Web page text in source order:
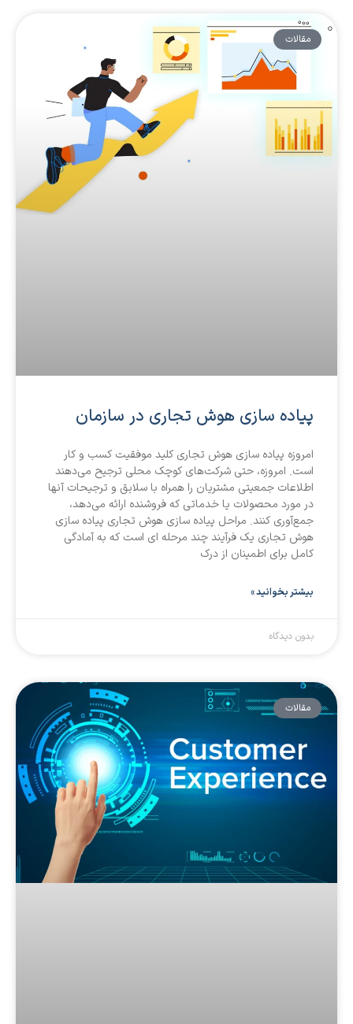
مقالات
پیاده سازی هوش تجاری در سازمان
امروزه پیاده سازی هوش تجاری کلید موفقیت کسب و کار
است. امروزه، حتی شرکت‌های کوچک محلی ترجیح می‌دهند
اطلاعات جمعیتی مشتریان را همراه با سلایق و ترجیحات آنها
در مورد محصولات یا خدماتی که فروشنده ارائه می‌دهد،
جمع‌آوری کنند. مراحل پیاده سازی هوش تجاری پیاده سازی
هوش تجاری یک فرآیند چند مرحله ای است که به آمادگی
کامل برای اطمینان از درک
بیشتر بخوانید »
بدون دیدگاه
مقالات